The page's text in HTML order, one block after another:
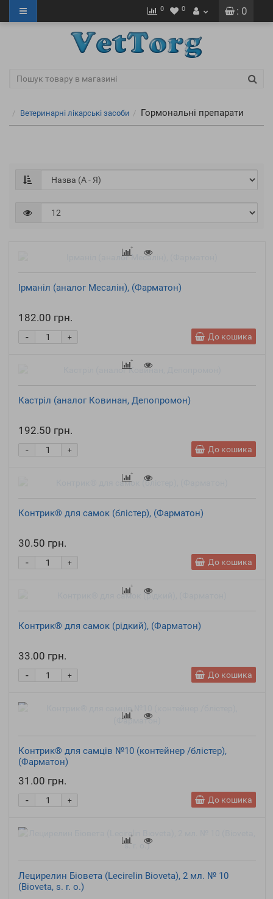
: 0
0 0
Ветеринарні лікарські засоби Гормональні препарати
Ірманіл (аналог Месалін), (Фарматон)
182.00 грн.
+
- До кошика
Кастріл (аналог Ковинан, Депопромон)
192.50 грн.
+
- До кошика
Контрик® для самок (блістер), (Фарматон)
30.50 грн.
+
- До кошика
Контрик® для самок (рідкий), (Фарматон)
33.00 грн.
+
- До кошика
Контрик® для самців №10 (контейнер /блістер),
(Фарматон)
31.00 грн.
+
- До кошика
Лецирелин Біовета (Lecirelin Bioveta), 2 мл. № 10
(Bioveta, s. r. o.)